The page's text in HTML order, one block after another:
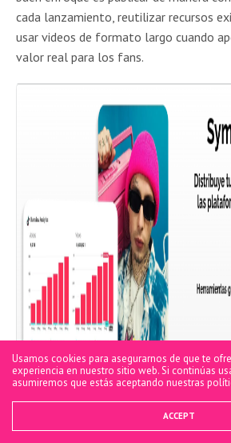
cada lanzamiento, reutilizar recursos
usar videos de formato largo cuando
valor real para los fans.
Usamos cookies para asegurarnos de que te
experiencia en nuestro sitio web. Si continúas
asumiremos que estás aceptando nuestras
ACCEPT